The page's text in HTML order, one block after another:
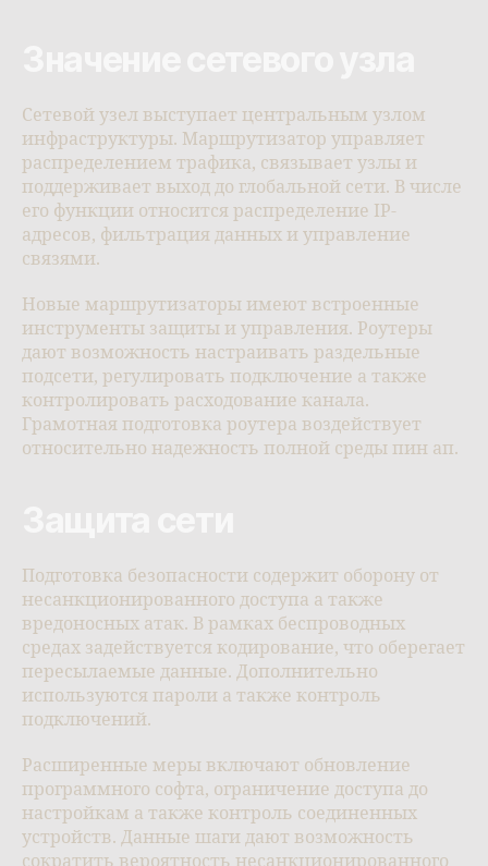
Сетевой узел выступает центральным узлом
инфраструктуры. Маршрутизатор управляет
распределением трафика, связывает узлы и
поддерживает выход до глобальной сети. В числе
его функции относится распределение IP-
адресов, фильтрация данных и управление
связями.
Новые маршрутизаторы имеют встроенные
инструменты защиты и управления. Роутеры
дают возможность настраивать раздельные
подсети, регулировать подключение а также
контролировать расходование канала.
Грамотная подготовка роутера воздействует
относительно надежность полной среды пин ап.
Подготовка безопасности содержит оборону от
несанкционированного доступа а также
вредоносных атак. В рамках беспроводных
средах задействуется кодирование, что оберегает
пересылаемые данные. Дополнительно
используются пароли а также контроль
подключений.
Расширенные меры включают обновление
программного софта, ограничение доступа до
настройкам а также контроль соединенных
устройств. Данные шаги дают возможность
сократить вероятность несанкционированного